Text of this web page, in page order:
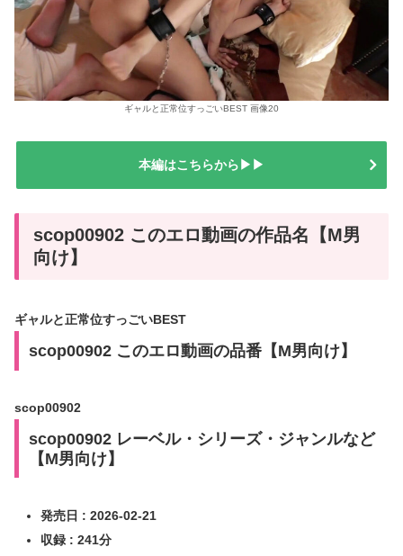
ギャルと正常位すっごいBEST 画像20
本編はこちらから▶▶
scop00902 このエロ動画の作品名【M男
向け】
ギャルと正常位すっごいBEST
scop00902 このエロ動画の品番【M男向け】
scop00902
scop00902 レーベル・シリーズ・ジャンルなど
【M男向け】
発売日 : 2026-02-21
収録 : 241分